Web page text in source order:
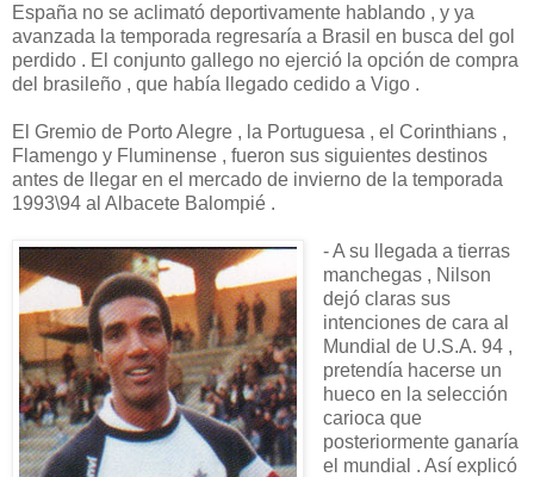
España no se aclimató deportivamente hablando , y ya
avanzada la temporada regresaría a Brasil en busca del gol
perdido . El conjunto gallego no ejerció la opción de compra
del brasileño , que había llegado cedido a Vigo .
El Gremio de Porto Alegre , la Portuguesa , el Corinthians ,
Flamengo y Fluminense , fueron sus siguientes destinos
antes de llegar en el mercado de invierno de la temporada
1993\94 al Albacete Balompié .
- A su llegada a tierras
manchegas , Nilson
dejó claras sus
intenciones de cara al
Mundial de U.S.A. 94 ,
pretendía hacerse un
hueco en la selección
carioca que
posteriormente ganaría
el mundial . Así explicó